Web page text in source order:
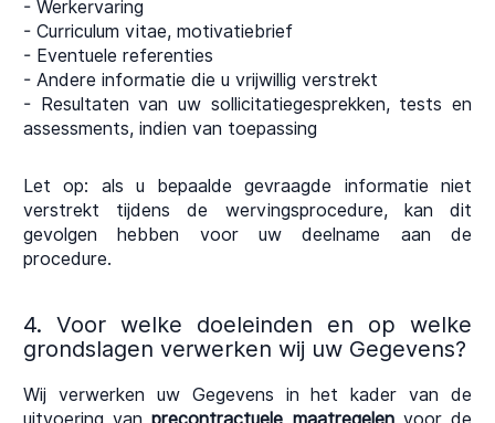
- Werkervaring
- Curriculum vitae, motivatiebrief
- Eventuele referenties
- Andere informatie die u vrijwillig verstrekt
- Resultaten van uw sollicitatiegesprekken, tests en
assessments, indien van toepassing
Let op: als u bepaalde gevraagde informatie niet
verstrekt tijdens de wervingsprocedure, kan dit
gevolgen hebben voor uw deelname aan de
procedure.
4. Voor welke doeleinden en op welke
grondslagen verwerken wij uw Gegevens?
Wij verwerken uw Gegevens in het kader van de